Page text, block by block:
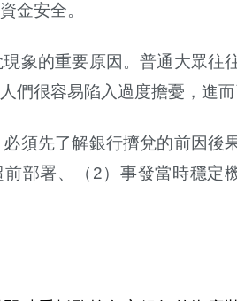
金安全。
象的重要原因。普通大眾往
們很容易陷入過度擔憂，進而
須先了解銀行擠兌的前因後
部署、（2）事發當時穩定